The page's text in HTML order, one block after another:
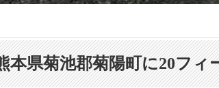
本県菊池郡菊陽町に20フ